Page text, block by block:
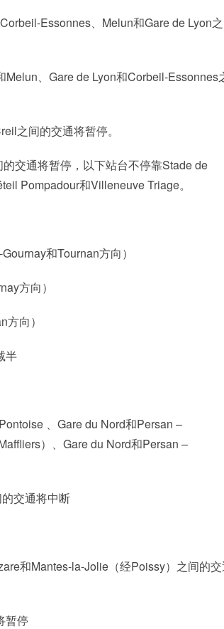
Essonnes、Melun和Gare de Lyon
Melun、Gare de Lyon和Corbeil-Essonnes
之间的交通将暂停。
交通将暂停，以下站台不停靠Stade de
Pompadour和Villeneuve Triage。
和Tournan方向）
方向）
向）
半
、Gare du Nord和Persan –
）、Gare du Nord和Persan –
交通将中断
和Mantes-la-Jolie（经Poissy）之间的
暂停